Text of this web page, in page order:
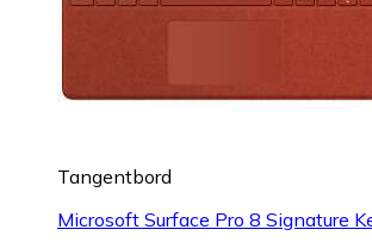
Tangentbord
Microsoft Surface Pro 8 Signature